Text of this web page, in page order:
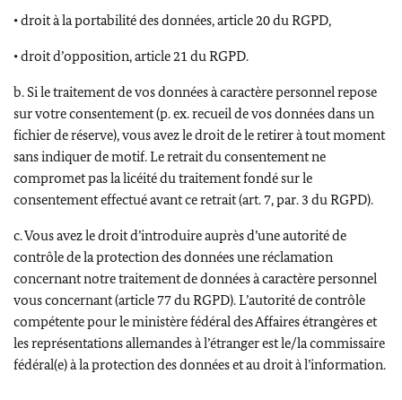
• droit à la portabilité des données, article 20 du RGPD,
• droit d’opposition, article 21 du RGPD.
b. Si le traitement de vos données à caractère personnel repose
sur votre consentement (p. ex. recueil de vos données dans un
fichier de réserve), vous avez le droit de le retirer à tout moment
sans indiquer de motif. Le retrait du consentement ne
compromet pas la licéité du traitement fondé sur le
consentement effectué avant ce retrait (art. 7, par. 3 du RGPD).
c. Vous avez le droit d’introduire auprès d’une autorité de
contrôle de la protection des données une réclamation
concernant notre traitement de données à caractère personnel
vous concernant (article 77 du RGPD). L’autorité de contrôle
compétente pour le ministère fédéral des Affaires étrangères et
les représentations allemandes à l’étranger est le/la commissaire
fédéral(e) à la protection des données et au droit à l’information.